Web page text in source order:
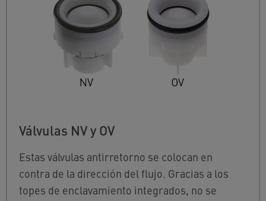
Válvulas NV y OV
Estas válvulas antirretorno se colocan en
contra de la dirección del flujo. Gracias a los
topes de enclavamiento integrados, no se